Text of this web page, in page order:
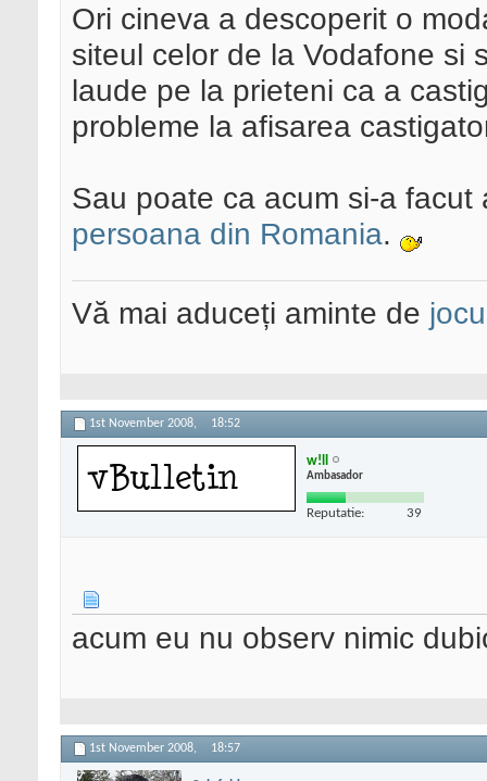
Ori cineva a descoperit o
siteul celor de la Vodafone si
laude pe la prieteni ca a
probleme la afisarea
Sau poate ca acum si-a
persoana din Romania.
Vă mai aduceți aminte de
1st November 2008, 18:52
w!ll
Ambasador
Reputatie: 39
acum eu nu observ nimic
1st November 2008, 18:57